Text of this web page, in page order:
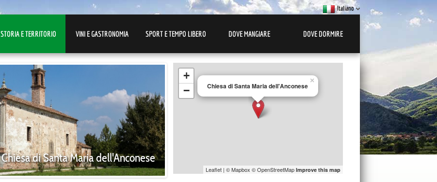
Italiano
STORIA E TERRITORIO VINI E GASTRONOMIA SPORT E TEMPO LIBERO DOVE MANGIARE DOVE DORMIRE
Chiesa di Santa Maria dell'Anconese
Chiesa di Santa Maria dell'Anconese
×
+
−
Leaflet | ©Mapbox ©OpenStreetMap Improve this map